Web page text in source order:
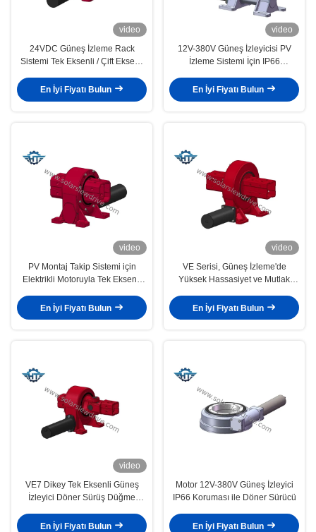
video
24VDC Güneş İzleme Rack
Sistemi Tek Eksenli / Çift Eksenli
En İyi Fiyatı Bulun
video
12V-380V Güneş İzleyicisi PV
İzleme Sistemi İçin IP66
En İyi Fiyatı Bulun
video
PV Montaj Takip Sistemi için
Elektrikli Motoruyla Tek Eksenli
En İyi Fiyatı Bulun
video
VE Serisi, Güneş İzleme'de
Yüksek Hassasiyet ve Mutlak
En İyi Fiyatı Bulun
video
VE7 Dikey Tek Eksenli Güneş
İzleyici Döner Sürüş Düğme
En İyi Fiyatı Bulun
Motor 12V-380V Güneş İzleyici
IP66 Koruması ile Döner Sürücü
En İyi Fiyatı Bulun